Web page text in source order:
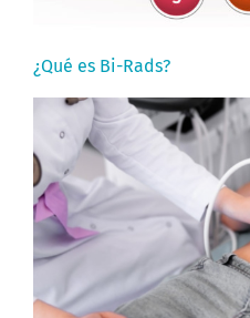
¿Qué es Bi-Rads?